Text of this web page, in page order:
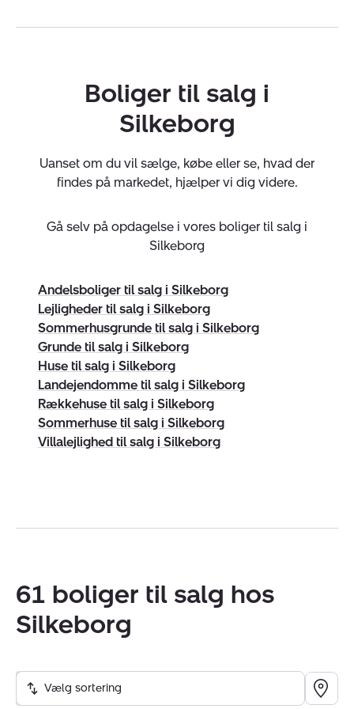
Alt sammen er med til at sikre dig den bedste
Velkommen hos Nybolig Silkeborg - Jesper Lyngsø til
en uforpligtende samtale om boligmarkedet.
garantistillelse hos HDI Forsikring telefon 3336 9597.
Forsikring dækker kun formidling af ejendomme
CVR:86822909
Boliger til salg i
Silkeborg
Uanset om du vil sælge, købe eller se, hvad der
findes på markedet, hjælper vi dig videre.
Gå selv på opdagelse i vores boliger til salg i
Silkeborg
Andelsboliger til salg i Silkeborg
Lejligheder til salg i Silkeborg
Sommerhusgrunde til salg i Silkeborg
Grunde til salg i Silkeborg
Huse til salg i Silkeborg
Landejendomme til salg i Silkeborg
Rækkehuse til salg i Silkeborg
Sommerhuse til salg i Silkeborg
Villalejlighed til salg i Silkeborg
61 boliger til salg hos
Silkeborg
Vælg sortering